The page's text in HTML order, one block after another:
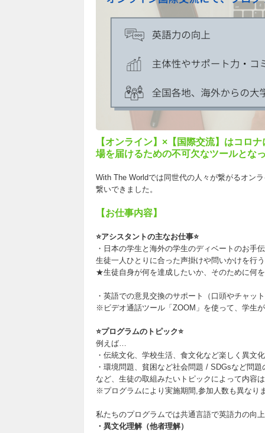
【オンライン】×【国際交流】はコロ
場を届けるための不可欠なツールとな
With The Worldでは同世代の人々が繋がるオン
繋いできました。
【お仕事内容】
⭐アシスタントの主なお仕事⭐
・日本の学生と海外の学生のディベートのお手
生徒一人ひとりに合った声掛けや問いかけを行
★生徒自身が何を達成したいか、そのために何
・英語での意見交換のサポート（口頭やチャッ
※ビデオ通話ツール「ZOOM」を使って、学生
⭐プログラムのトピック⭐
例えば…
・伝統文化、学校生活、食文化など楽しく異文
・環境問題、貧困など社会問題 / SDGsなど問
など、生徒の取組みたいトピックによって内容
※プログラムにより実施期間,参加人数も異なり
私たちのプログラムでは共通言語で英語力の向
・異文化理解（他者理解）